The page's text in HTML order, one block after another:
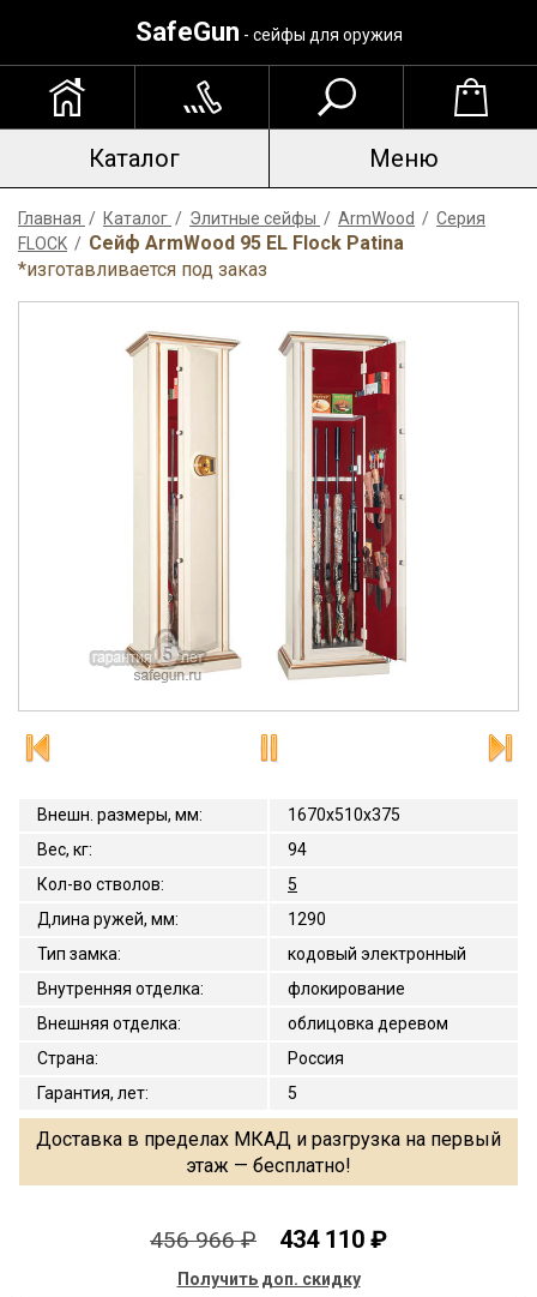
SafeGun - сейфы для оружия
Каталог Меню
Главная / Каталог / Элитные сейфы / ArmWood / Серия
FLOCK / Сейф ArmWood 95 EL Flock Patina
*изготавливается под заказ
Внешн. размеры, мм:
1670x510x375
Вес, кг:
94
Кол-во стволов:
5
Длина ружей, мм:
1290
Тип замка:
кодовый электронный
Внутренняя отделка:
флокирование
Внешняя отделка:
облицовка деревом
Страна:
Россия
Гарантия, лет: 5
Доставка в пределах МКАД и разгрузка на первый
этаж — бесплатно!
456 966 ₽ 434 110 ₽
Получить доп. скидку